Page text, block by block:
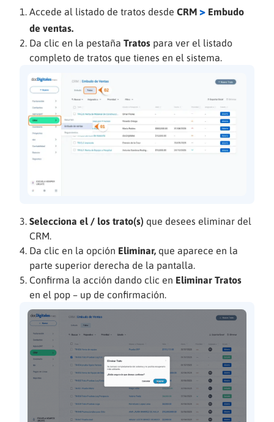
Accede al listado de tratos desde CRM > Embudo
de ventas.
Da clic en la pestaña Tratos para ver el listado
completo de tratos que tienes en el sistema.
Selecciona el / los trato(s) que desees eliminar del
CRM.
Da clic en la opción Eliminar, que aparece en la
parte superior derecha de la pantalla.
Confirma la acción dando clic en Eliminar Tratos
en el pop – up de confirmación.